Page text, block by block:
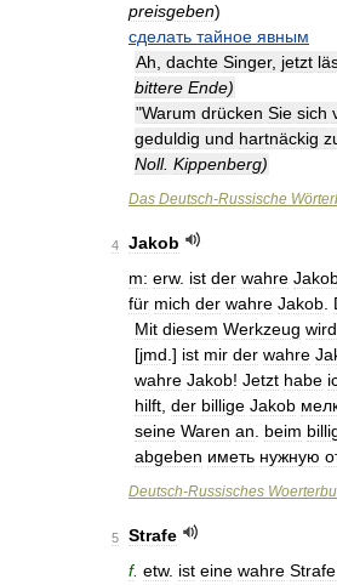
preisgeben)
сделать тайное явным
Ah dachte Singer, jetzt
bittere Ende)
"Warum drücken Sie sich
geduldig und hartnäckig
Noll. Kippenberg)
Das Deutsch-Russische
4
Jakob
m: erw. ist der wahre
für mich der wahre Jakob
Mit diesem Werkzeug wird
[jmd .] ist mir der wahre
wahre Jakob! Jetzt habe
hilft der billige Jakob
seine Waren an beim
abgeben иметь нужную
Deutsch-Russisches
5
Strafe
f. etw. ist eine wahre Strafe